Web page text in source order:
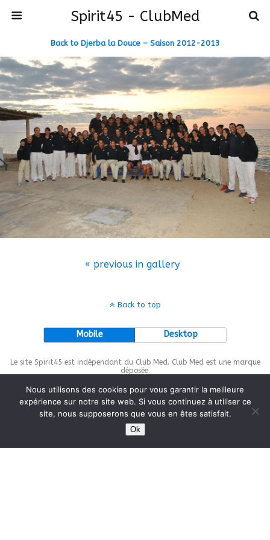
Spirit45 - ClubMed
Back to Djerba la Douce – Saison 2012-2013
« previous in gallery
Back to top
Mobile Desktop
Le site Spirit45 est indépendant du Club Med. Club Med est une marque
déposée.
This site is protected bywp-copyrightpro.com
Nous utilisons des cookies pour vous garantir la meilleure
expérience sur notre site web. Si vous continuez à utiliser ce
site, nous supposerons que vous en êtes satisfait.
Ok